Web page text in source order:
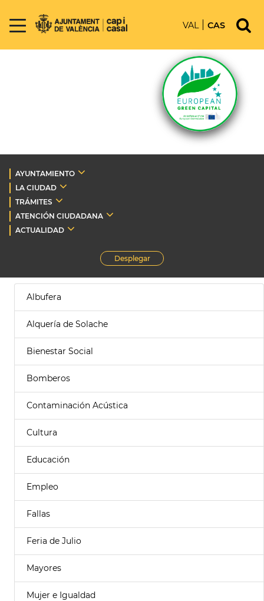
VAL CAS
AYUNTAMIENTO
LA CIUDAD
TRÁMITES
ATENCIÓN CIUDADANA
ACTUALIDAD
Desplegar
Albufera
Alquería de Solache
Bienestar Social
Bomberos
Contaminación Acústica
Cultura
Educación
Empleo
Fallas
Feria de Julio
Mayores
Mujer e Igualdad